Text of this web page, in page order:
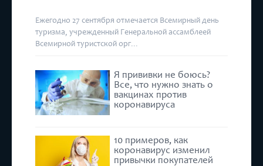
Ежегодно 27 сентября отмечается Всемирный день
туризма, учрежденный Генеральной ассамблеей
Всемирной туристской орг...
Я прививки не боюсь?
Все, что нужно знать о
вакцинах против
коронавируса
10 примеров, как
коронавирус изменил
привычки покупателей